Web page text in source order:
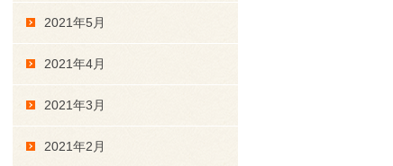
2021年5月
2021年4月
2021年3月
2021年2月